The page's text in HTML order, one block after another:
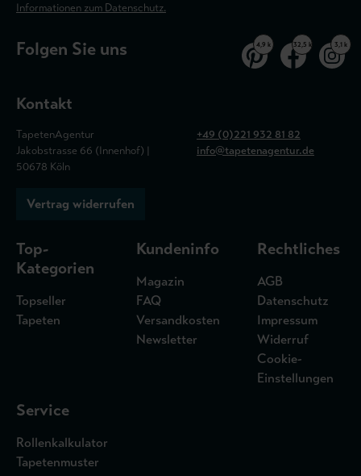
Informationen zum Datenschutz.
Folgen Sie uns 4,9 k 32,5 k 3,1 k
Kontakt
TapetenAgentur
Jakobstrasse 66 (Innenhof) |
50678 Köln
+49 (0)221 932 81 82
info@tapetenagentur.de
Vertrag widerrufen
Top-
Kategorien
Topseller
Tapeten
Kundeninfo
Magazin
FAQ
Versandkosten
Newsletter
Rechtliches
AGB
Datenschutz
Impressum
Widerruf
Cookie-
Einstellungen
Service
Rollenkalkulator
Tapetenmuster